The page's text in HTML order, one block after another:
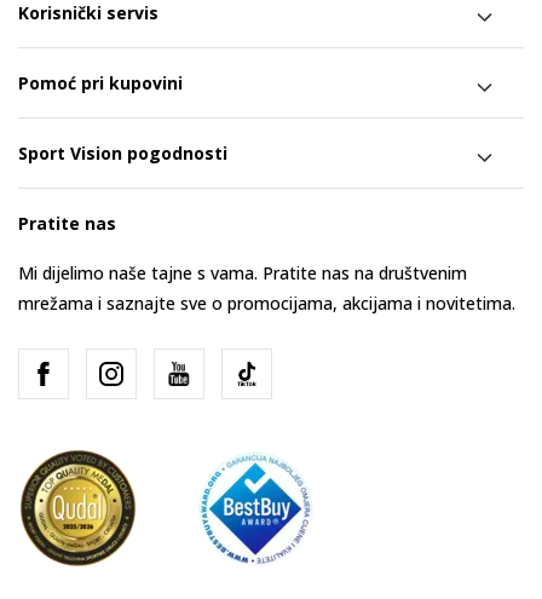
Korisnički servis
Pomoć pri kupovini
Sport Vision pogodnosti
Pratite nas
Mi dijelimo naše tajne s vama. Pratite nas na društvenim
mrežama i saznajte sve o promocijama, akcijama i novitetima.